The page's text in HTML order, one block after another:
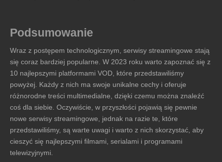
Podsumowanie
Wraz z postępem technologicznym, serwisy streamingowe stają
się coraz bardziej popularne. W 2023 roku warto zapoznać się z
10 najlepszymi platformami VOD, które przedstawiliśmy
powyżej. Każdy z nich ma swoje unikalne cechy i oferuje
różnorodne treści multimedialne, dzięki czemu można znaleźć
coś dla siebie. Oczywiście, w przyszłości pojawią się pewnie
nowe serwisy streamingowe, jednak na razie te, które
przedstawiliśmy, są warte uwagi i warto z nich skorzystać, aby
cieszyć się najlepszymi filmami, serialami i programami
telewizyjnymi.